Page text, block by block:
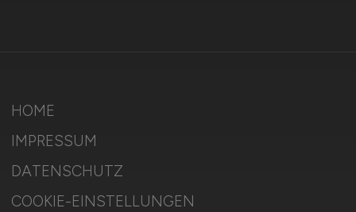
HOME
IMPRESSUM
DATENSCHUTZ
COOKIE-EINSTELLUNGEN